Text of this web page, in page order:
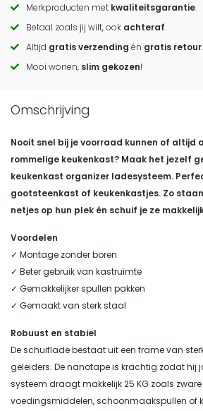
Call
to
actions
Merkproducten met kwaliteitsgarantie.
Betaal zoals jij wilt, ook achteraf.
Altijd gratis verzending én gratis retour.
Mooi wonen, slim gekozen!
Nooit snel bij je voorraad kunnen of altijd
rommelige keukenkast? Maak het jezelf
keukenkast organizer ladesysteem.
gootsteenkast of keukenkastjes. Zo
netjes op hun plek én schuif je ze
Voordelen
✓ Montage zonder boren
✓ Beter gebruik van kastruimte
✓ Gemakkelijker spullen pakken
✓ Gemaakt van sterk staal
Robuust en stabiel
De schuiflade bestaat uit een frame van
geleiders. De nanotape is krachtig zodat hij
systeem draagt makkelijk 25 KG zoals
voedingsmiddelen, schoonmaakspullen of